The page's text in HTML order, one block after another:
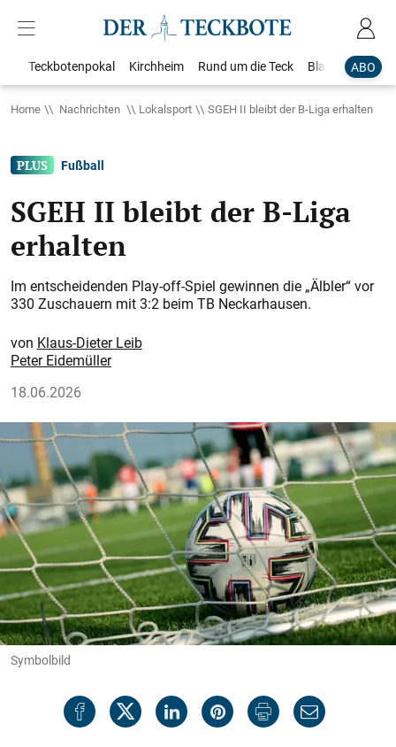
ABO
Teckbotenpokal Kirchheim Rund um die Teck Blaulicht
Home Nachrichten Lokalsport SGEH II bleibt der B-Liga erhalten
Fußball
SGEH II bleibt der B-Liga
erhalten
Im entscheidenden Play-off-Spiel gewinnen die „Älbler“ vor
330 Zuschauern mit 3:2 beim TB Neckarhausen.
Klaus-Dieter Leib
Peter Eidemüller
18.06.2026
Symbolbild